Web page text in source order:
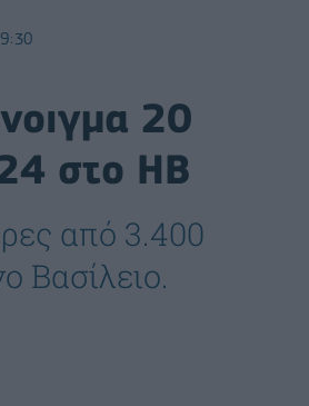
20
στο ΗΒ
από 3.400
Βασίλειο.